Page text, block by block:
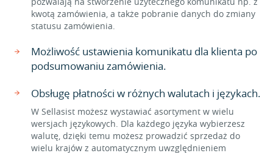
kwotą zamówienia, a także pobranie danych do zmiany
statusu zamówienia.
Możliwość ustawienia komunikatu dla klienta po
podsumowaniu zamówienia.
Obsługę płatności w różnych walutach i językach.
W Sellasist możesz wystawiać asortyment w wielu
wersjach językowych. Dla każdego języka wybierzesz
walutę, dzięki temu możesz prowadzić sprzedaż do
wielu krajów z automatycznym uwzględnieniem